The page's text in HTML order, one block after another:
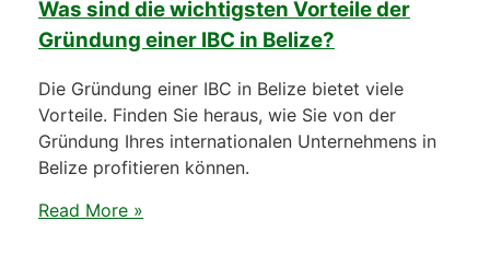
Was sind die wichtigsten Vorteile der
Gründung einer IBC in Belize?
Die Gründung einer IBC in Belize bietet viele
Vorteile. Finden Sie heraus, wie Sie von der
Gründung Ihres internationalen Unternehmens in
Belize profitieren können.
Read More »